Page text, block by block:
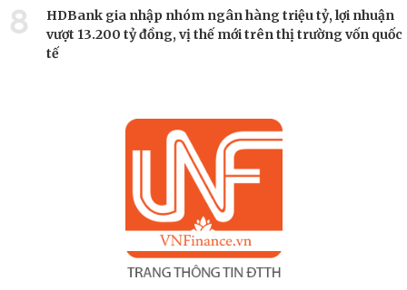
8
HDBank gia nhập nhóm ngân hàng triệu tỷ, lợi nhuận
vượt 13.200 tỷ đồng, vị thế mới trên thị trường vốn quốc
tế